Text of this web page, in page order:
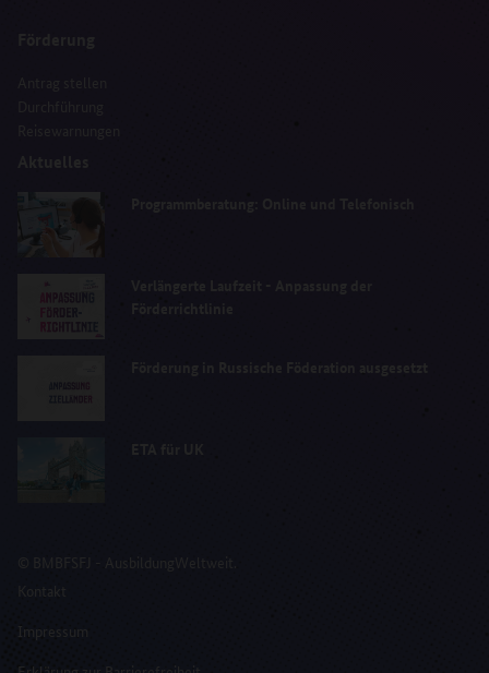
Programmberatung: Online und Telefonisch
Verlängerte Laufzeit - Anpassung der
Förderrichtlinie
Förderung in Russische Föderation ausgesetzt
© BMBFSFJ - AusbildungWeltweit.
Impressum